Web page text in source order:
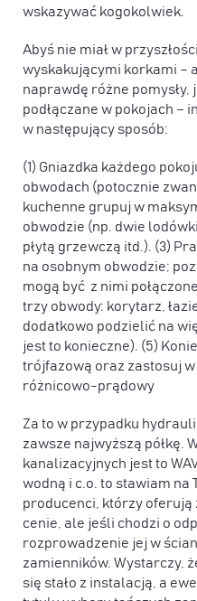
wskazywać kogokolwiek.
Abyś nie miał w
wyskakującymi korkami –
naprawdę różne
podłączane w pokojach –
w następujący sposób:
(1) Gniazdka każdego
obwodach (potocznie
kuchenne grupuj w
obwodzie (np. dwie
płytą grzewczą itd.). (3)
na osobnym obwodzie;
mogą być z nimi
trzy obwody: korytarz,
dodatkowo podzielić na
jest to konieczne). (5)
trójfazową oraz zastosuj
różnicowo-prądowy
Za to w przypadku
zawsze najwyższą półkę.
kanalizacyjnych jest to
wodną i c.o. to stawiam na
producenci, którzy oferują
cenie, ale jeśli chodzi o
rozprowadzenie jej w
zamienników. Wystarczy,
się stało z instalacją, a